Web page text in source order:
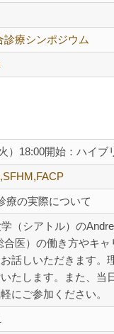
療シンポジウム
）18:00開始：ハイブ
療の実際について
（シアトル）の
合医）の働き方やキ
話しいただきます。
たします。また、当
にご参加ください。